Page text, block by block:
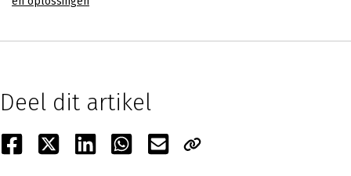
Deel dit artikel